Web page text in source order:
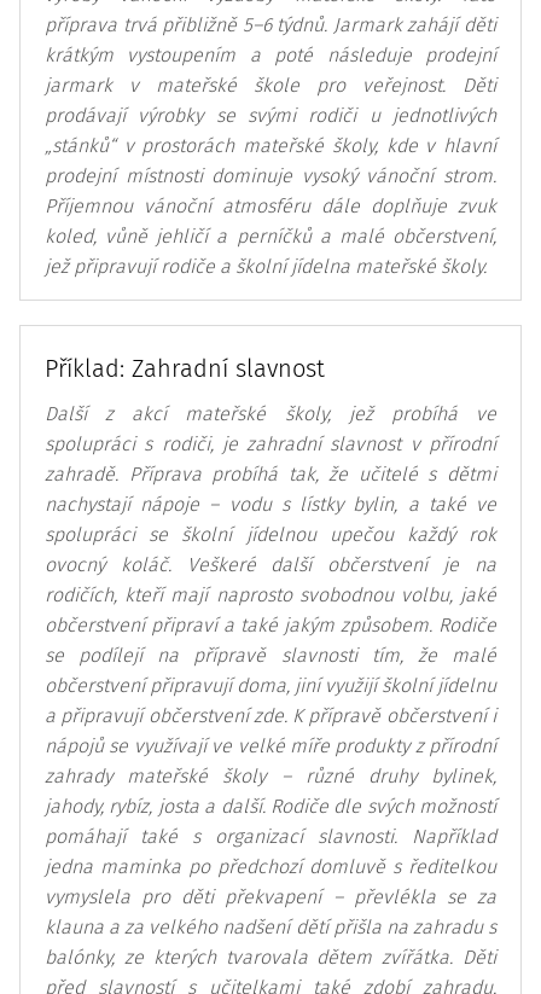
příprava trvá přibližně 5–6 týdnů. Jarmark zahájí děti
krátkým vystoupením a poté následuje prodejní
jarmark v mateřské škole pro veřejnost. Děti
prodávají výrobky se svými rodiči u jednotlivých
„stánků“ v prostorách mateřské školy, kde v hlavní
prodejní místnosti dominuje vysoký vánoční strom.
Příjemnou vánoční atmosféru dále doplňuje zvuk
koled, vůně jehličí a perníčků a malé občerstvení,
jež připravují rodiče a školní jídelna mateřské školy.
Příklad: Zahradní slavnost
Další z akcí mateřské školy, jež probíhá ve
spolupráci s rodiči, je zahradní slavnost v přírodní
zahradě. Příprava probíhá tak, že učitelé s dětmi
nachystají nápoje – vodu s lístky bylin, a také ve
spolupráci se školní jídelnou upečou každý rok
ovocný koláč. Veškeré další občerstvení je na
rodičích, kteří mají naprosto svobodnou volbu, jaké
občerstvení připraví a také jakým způsobem. Rodiče
se podílejí na přípravě slavnosti tím, že malé
občerstvení připravují doma, jiní využijí školní jídelnu
a připravují občerstvení zde. K přípravě občerstvení i
nápojů se využívají ve velké míře produkty z přírodní
zahrady mateřské školy – různé druhy bylinek,
jahody, rybíz, josta a další. Rodiče dle svých možností
pomáhají také s organizací slavnosti. Například
jedna maminka po předchozí domluvě s ředitelkou
vymyslela pro děti překvapení – převlékla se za
klauna a za velkého nadšení dětí přišla na zahradu s
balónky, ze kterých tvarovala dětem zvířátka. Děti
před slavností s učitelkami také zdobí zahradu,